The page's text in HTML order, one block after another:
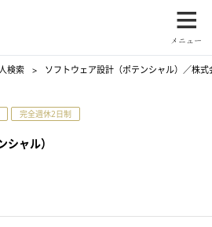
検索 ソフトウェア設計（ポテンシャル）／株
完全週休2日制
ャル）